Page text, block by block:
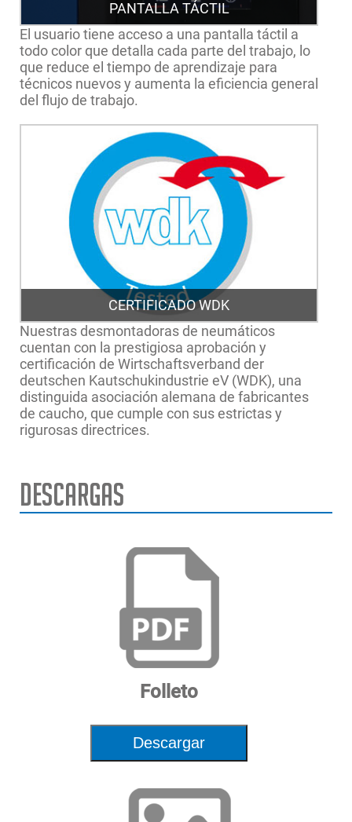
PANTALLA TÁCTIL
El usuario tiene acceso a una pantalla táctil a
todo color que detalla cada parte del trabajo, lo
que reduce el tiempo de aprendizaje para
técnicos nuevos y aumenta la eficiencia general
del flujo de trabajo.
CERTIFICADO WDK
Nuestras desmontadoras de neumáticos
cuentan con la prestigiosa aprobación y
certificación de Wirtschaftsverband der
deutschen Kautschukindustrie eV (WDK), una
distinguida asociación alemana de fabricantes
de caucho, que cumple con sus estrictas y
rigurosas directrices.
Diámetro máximo de la llanta
Diámetro máximo de la rueda
Presión de aire requerida
Capacidad de elevación de
64"x42"x77" | 162x107x195cm
Descargas
Folleto
Descargar